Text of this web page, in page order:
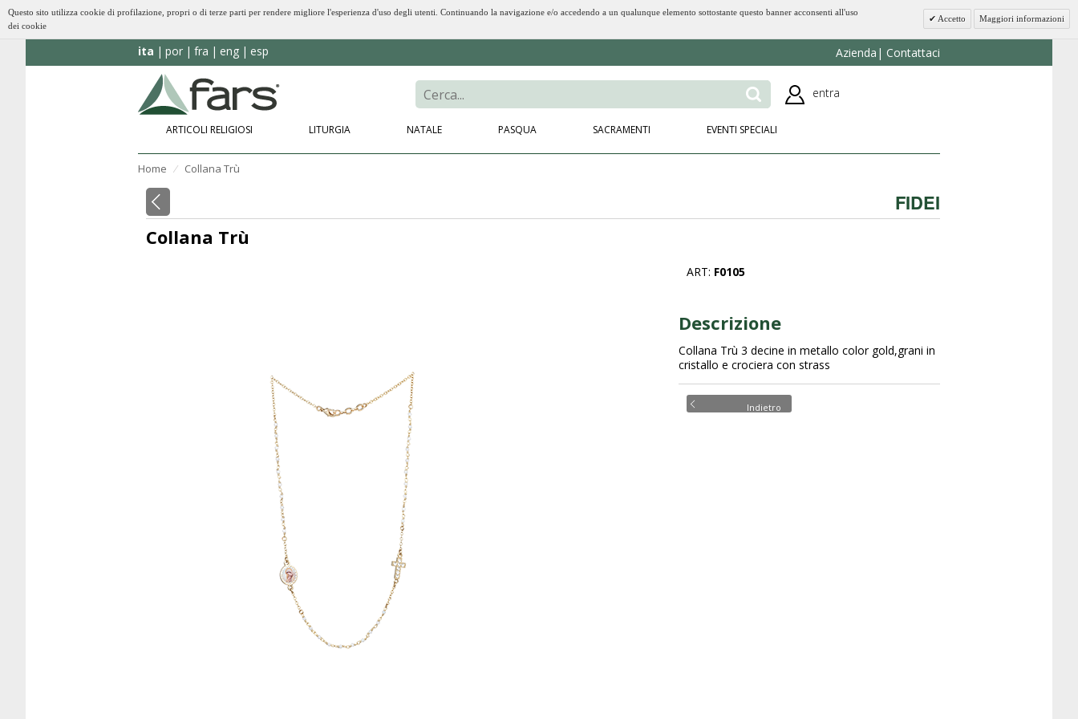
Questo sito utilizza cookie di profilazione, propri o di terze parti per rendere migliore l'esperienza d'uso degli utenti. Continuando la navigazione e/o accedendo a un qualunque elemento sottostante questo banner acconsenti all'uso
dei cookie
Accetto Maggiori informazioni
ita por fra eng esp Azienda Contattaci
entra
ARTICOLI RELIGIOSI LITURGIA NATALE PASQUA SACRAMENTI EVENTI SPECIALI
Home ⁄ Collana Trù
FIDEI
Collana Trù
ART: F0105
Descrizione
Collana Trù 3 decine in metallo color gold,grani in
cristallo e crociera con strass
Indietro